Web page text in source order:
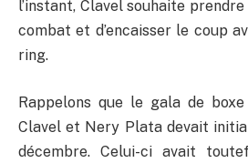
l’instant, Clavel souhaite
combat et d’encaisser le coup
ring.
Rappelons que le gala de
Clavel et Nery Plata devait
décembre. Celui-ci avait